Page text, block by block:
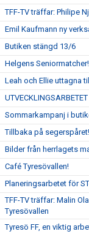
TFF-TV träffar: Philipe
Emil Kaufmann ny
Butiken stängd 13/6
Helgens Seniormatcher!
Leah och Ellie uttagna
Sommarkampanj i
Tillbaka på segerspåret!
Bilder från herrlagets
Café Tyresövallen!
Planeringsarbetet för
TFF-TV träffar: Malin
Tyresövallen
Tyresö FF, en viktig